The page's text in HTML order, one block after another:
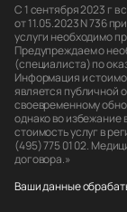
С 1 сентября 2023 г в
от 11.05.2023 N 736
услуги необходимо
Предупреждаем о
(специалиста) по
Информация и
является публичной
своевременному
однако во избежание
стоимость услуг в
(495) 775 01 02.
договора.»
Ваши данные